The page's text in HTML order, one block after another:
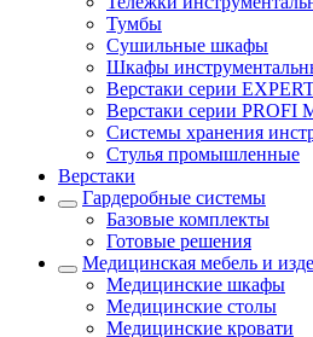
Тумбы
Cушильные шкафы
Шкафы
Верстаки серии
Верстаки серии PROFI
Системы хранения
Стулья промышленные
Верстаки
Гардеробные системы
Базовые комплекты
Готовые решения
Медицинская мебель и
Медицинские шкафы
Медицинские столы
Медицинские кровати